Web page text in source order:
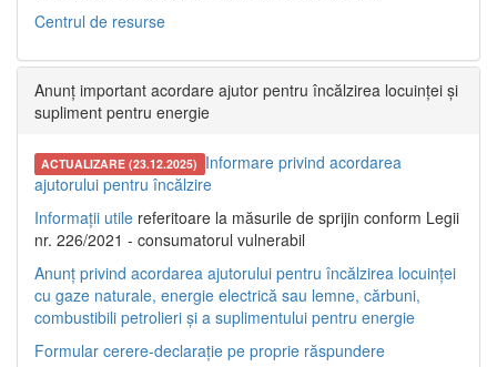
Centrul de resurse
Anunț important acordare ajutor pentru încălzirea locuinței și
supliment pentru energie
ACTUALIZARE (23.12.2025) Informare privind acordarea
ajutorului pentru încălzire
Informații utile referitoare la măsurile de sprijin conform Legii
nr. 226/2021 - consumatorul vulnerabil
Anunț privind acordarea ajutorului pentru încălzirea locuinței
cu gaze naturale, energie electrică sau lemne, cărbuni,
combustibili petrolieri și a suplimentului pentru energie
Formular cerere-declarație pe proprie răspundere